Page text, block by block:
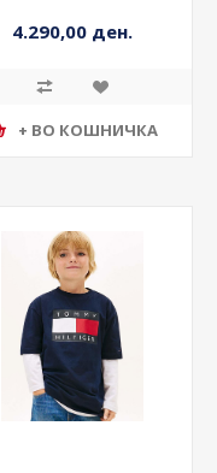
4.290,00 ден.
+ ВО КОШНИЧКА